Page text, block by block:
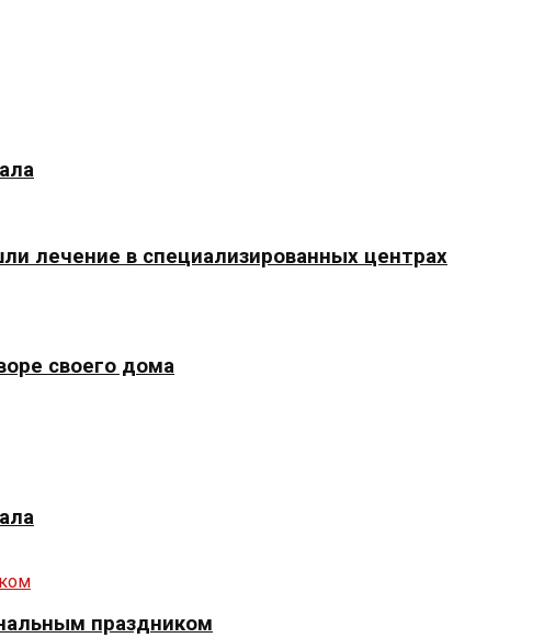
лечение в специализированных центрах
своего дома
праздником